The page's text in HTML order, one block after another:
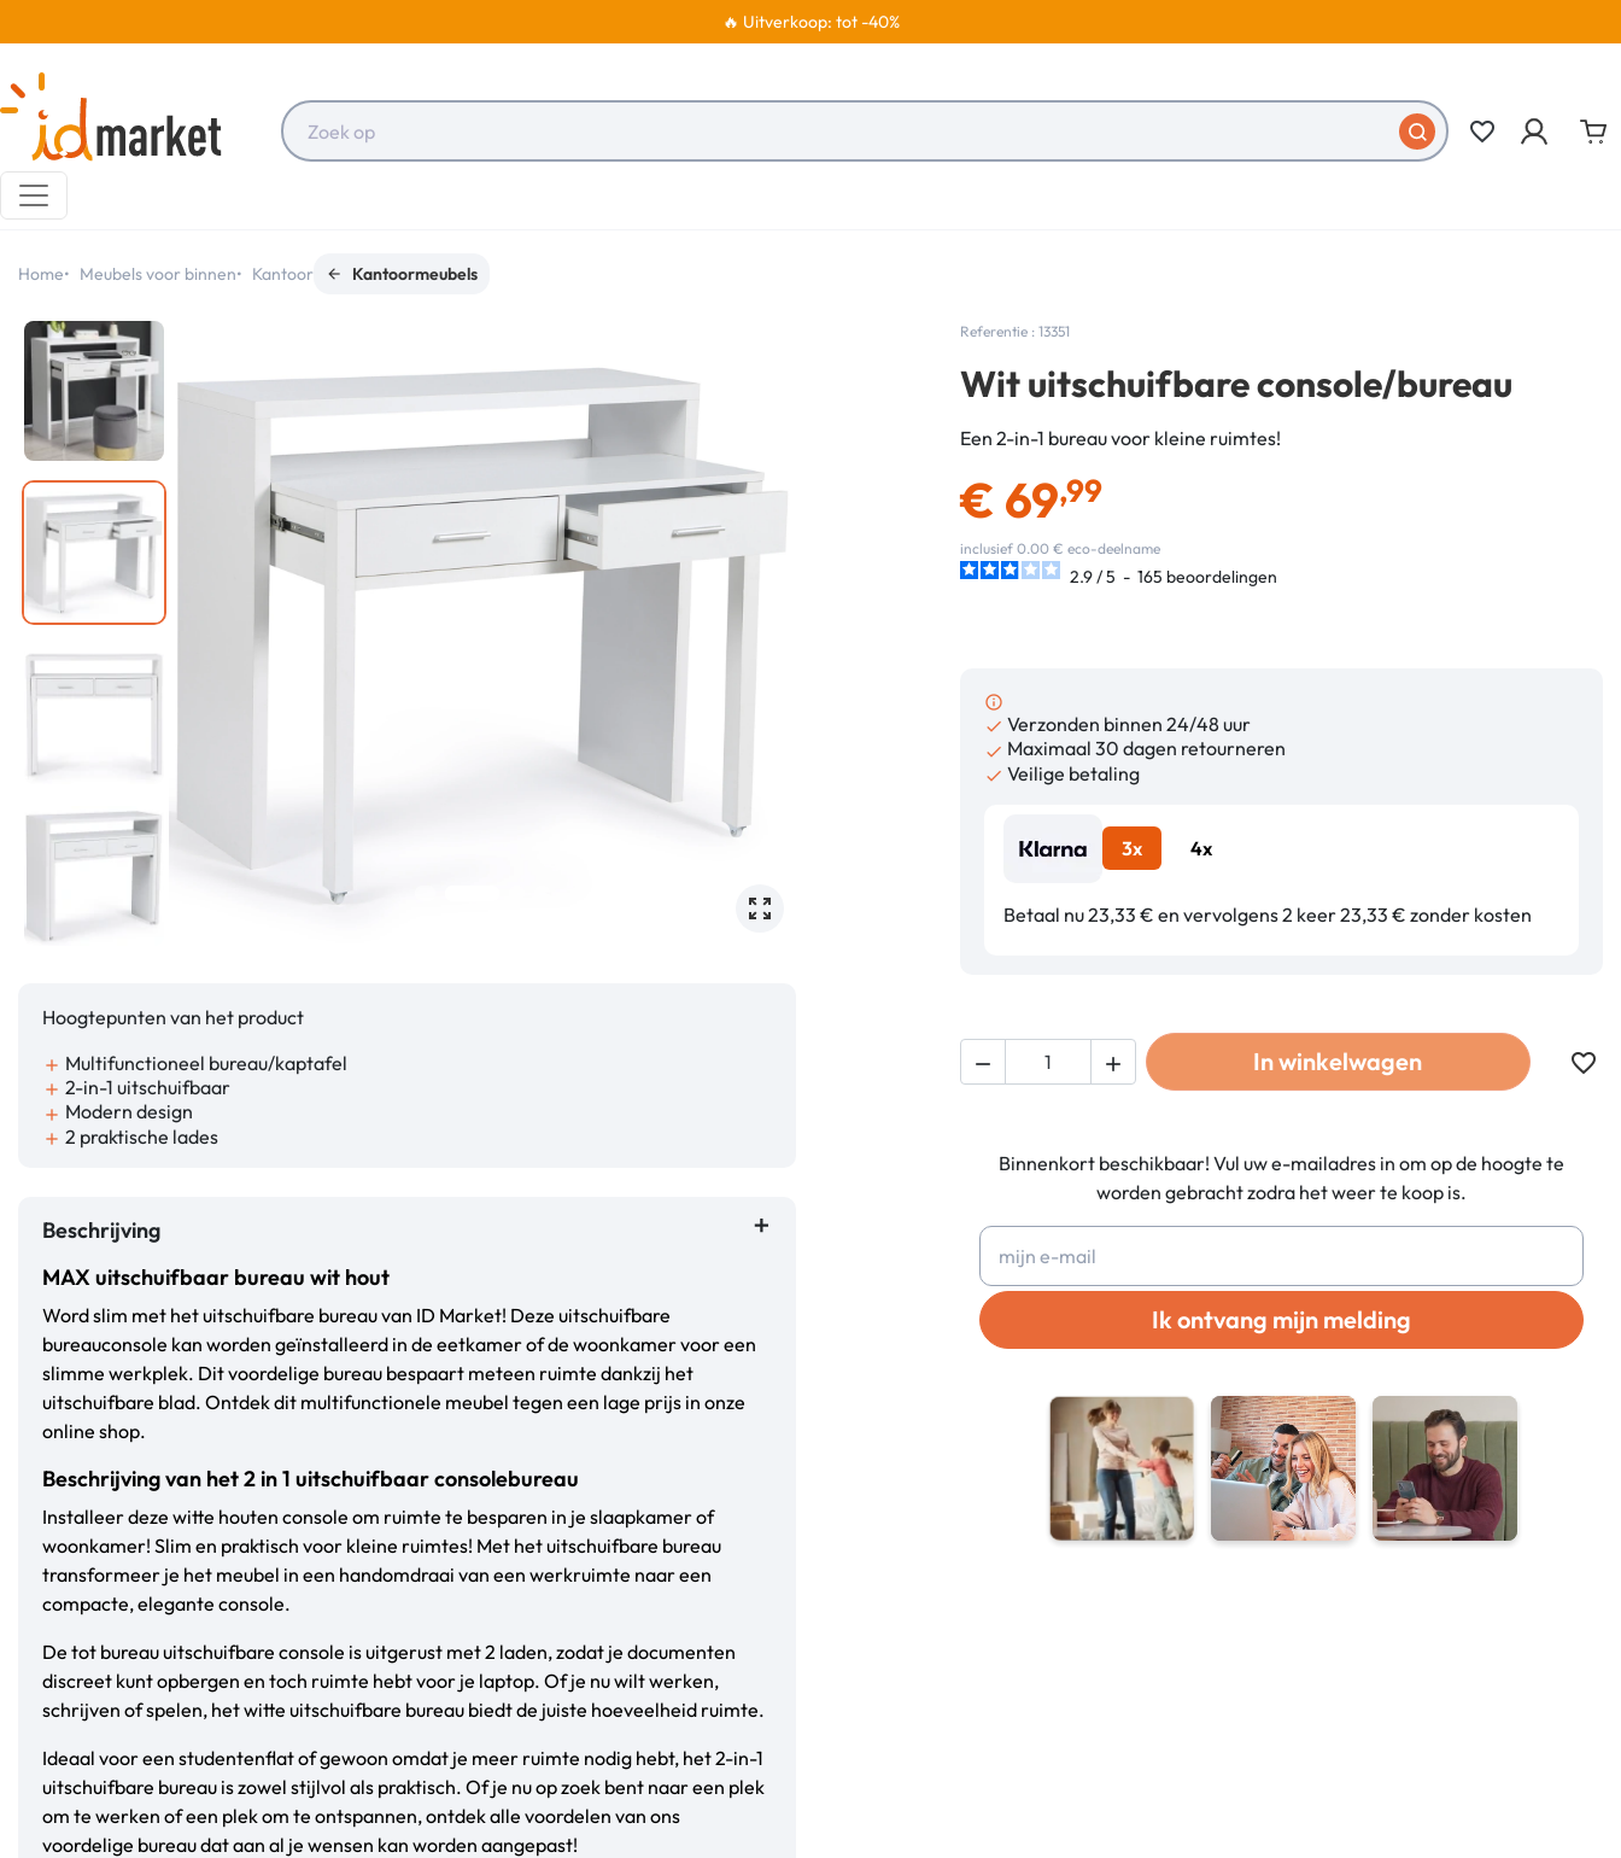
🔥 Uitverkoop: tot -40%
favorite_border
Home Meubels voor binnen Kantoor Kantoormeubels
Hoogtepunten van het product
add Multifunctioneel bureau/kaptafel
add 2-in-1 uitschuifbaar
add Modern design
add 2 praktische lades
Beschrijving
MAX uitschuifbaar bureau wit hout
Word slim met het uitschuifbare bureau van ID Market! Deze uitschuifbare
bureauconsole kan worden geïnstalleerd in de eetkamer of de woonkamer voor een
slimme werkplek. Dit voordelige bureau bespaart meteen ruimte dankzij het
uitschuifbare blad. Ontdek dit multifunctionele meubel tegen een lage prijs in onze
online shop.
Beschrijving van het 2 in 1 uitschuifbaar consolebureau
Installeer deze witte houten console om ruimte te besparen in je slaapkamer of
woonkamer! Slim en praktisch voor kleine ruimtes! Met het uitschuifbare bureau
transformeer je het meubel in een handomdraai van een werkruimte naar een
compacte, elegante console.
De tot bureau uitschuifbare console is uitgerust met 2 laden, zodat je documenten
discreet kunt opbergen en toch ruimte hebt voor je laptop. Of je nu wilt werken,
schrijven of spelen, het witte uitschuifbare bureau biedt de juiste hoeveelheid ruimte.
Ideaal voor een studentenflat of gewoon omdat je meer ruimte nodig hebt, het 2-in-1
uitschuifbare bureau is zowel stijlvol als praktisch. Of je nu op zoek bent naar een plek
om te werken of een plek om te ontspannen, ontdek alle voordelen van ons
voordelige bureau dat aan al je wensen kan worden aangepast!
Referentie : 13351
Wit uitschuifbare console/bureau
Een 2-in-1 bureau voor kleine ruimtes!
€ 69,99
inclusief 0.00 € eco-deelname
2.9/5 - 165 beoordelingen
info_outline
 Verzonden binnen 24/48 uur
 Maximaal 30 dagen retourneren
 Veilige betaling
3x 4x
Betaal nu 23,33 € en vervolgens 2 keer 23,33 € zonder kosten
  In winkelwagen favorite_border
Binnenkort beschikbaar! Vul uw e-mailadres in om op de hoogte te
worden gebracht zodra het weer te koop is.
Ik ontvang mijn melding